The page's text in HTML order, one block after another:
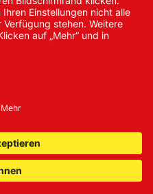
mbH | Alle Rechte
Nachhaltigkeit